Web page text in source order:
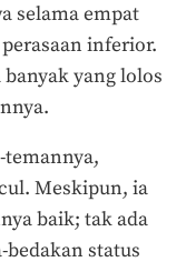
selama empat
inferior.
yang lolos
Meskipun, ia
baik; tak ada
status